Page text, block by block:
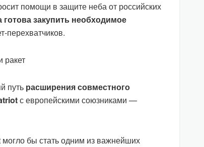
помощи в защите неба от российских
готова закупить необходимое
перехватчиков.
ракет
путь расширения совместного
с европейскими союзниками —
бы стать одним из важнейших